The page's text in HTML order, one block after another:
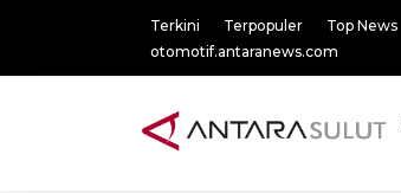
Terkini Terpopuler Top News
otomotif.antaranews.com